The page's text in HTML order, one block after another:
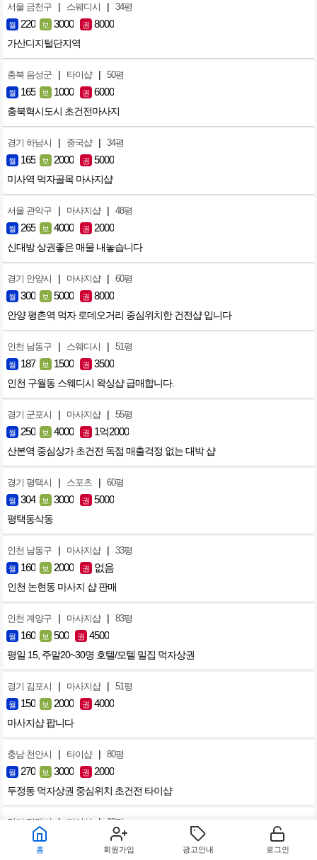
서울 금천구 | 스웨디시 | 34평
월 220 보 3000 권 8000
가산디지털단지역
충북 음성군 | 타이샵 | 50평
월 165 보 1000 권 6000
충북혁시도시 초건전마사지
경기 하남시 | 중국샵 | 34평
월 165 보 2000 권 5000
미사역 먹자골목 마사지샵
서울 관악구 | 마사지샵 | 48평
월 265 보 4000 권 2000
신대방 상권좋은 매물 내놓습니다
경기 안양시 | 마사지샵 | 60평
월 300 보 5000 권 8000
안양 평촌역 먹자 로데오거리 중심위치한 건전샵 입니다
인천 남동구 | 스웨디시 | 51평
월 187 보 1500 권 3500
인천 구월동 스웨디시 왁싱샵 급매합니다.
경기 군포시 | 마사지샵 | 55평
월 250 보 4000 권 1억2000
산본역 중심상가 초건전 독점 매출걱정 없는 대박 샵
경기 평택시 | 스포츠 | 60평
월 304 보 3000 권 5000
평택동삭동
인천 남동구 | 마사지샵 | 33평
월 160 보 2000 권 없음
인천 논현동 마사지 샵 판매
인천 계양구 | 마사지샵 | 83평
월 160 보 500 권 4500
평일 15, 주말20~30명 호텔/모텔 밀집 먹자상권
경기 김포시 | 마사지샵 | 51평
월 150 보 2000 권 4000
마사지샵 팝니다
충남 천안시 | 타이샵 | 80평
월 270 보 3000 권 2000
두정동 먹자상권 중심위치 초건전 타이샵
경기 평택시 | 타이샵 | 60평
300 보 4000
홈 회원가입 광고안내 로그인